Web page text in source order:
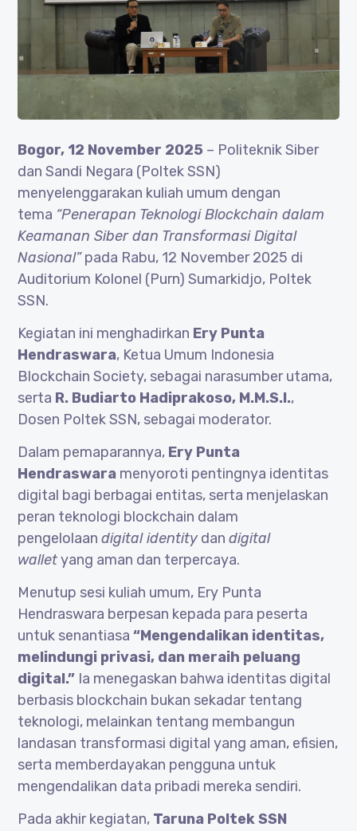
Bogor, 12 November 2025 – Politeknik Siber
dan Sandi Negara (Poltek SSN)
menyelenggarakan kuliah umum dengan
tema “Penerapan Teknologi Blockchain dalam
Keamanan Siber dan Transformasi Digital
Nasional”pada Rabu, 12 November 2025 di
Auditorium Kolonel (Purn) Sumarkidjo, Poltek
SSN.
Kegiatan ini menghadirkan Ery Punta
Hendraswara, Ketua Umum Indonesia
Blockchain Society, sebagai narasumber utama,
serta R. Budiarto Hadiprakoso, M.M.S.I.,
Dosen Poltek SSN, sebagai moderator.
Dalam pemaparannya, Ery Punta
Hendraswara menyoroti pentingnya identitas
digital bagi berbagai entitas, serta menjelaskan
peran teknologi blockchain dalam
pengelolaandigital identitydandigital
walletyang aman dan terpercaya.
Menutup sesi kuliah umum, Ery Punta
Hendraswara berpesan kepada para peserta
untuk senantiasa“Mengendalikan identitas,
melindungi privasi, dan meraih peluang
digital.” Ia menegaskan bahwa identitas digital
berbasis blockchain bukan sekadar tentang
teknologi, melainkan tentang membangun
landasan transformasi digital yang aman, efisien,
serta memberdayakan pengguna untuk
mengendalikan data pribadi mereka sendiri.
Pada akhir kegiatan, Taruna Poltek SSN